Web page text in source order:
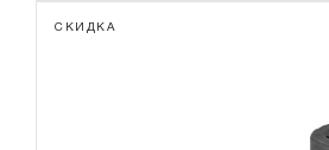
СКИДКА